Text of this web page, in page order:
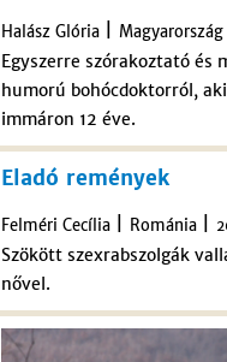
Halász Glória Magyarország
Egyszerre szórakoztató és
humorú bohócdoktorról,
immáron 12 éve.
Eladó remények
Felméri Cecília Románia
Szökött szexrabszolgák
nővel.